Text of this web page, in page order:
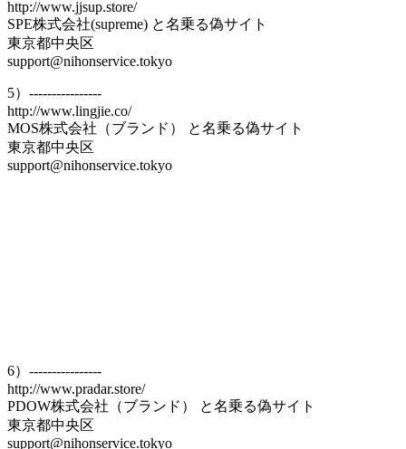
http://www.jjsup.store/
SPE株式会社(supreme) と名乗る偽サイト
東京都中央区
support@nihonservice.tokyo
5）----------------
http://www.lingjie.co/
MOS株式会社（ブランド） と名乗る偽サイト
東京都中央区
support@nihonservice.tokyo
6）----------------
http://www.pradar.store/
PDOW株式会社（ブランド） と名乗る偽サイト
東京都中央区
support@nihonservice.tokyo